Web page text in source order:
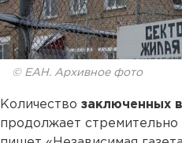
© ЕАН. Архивное фото
Количество заключенных
продолжает